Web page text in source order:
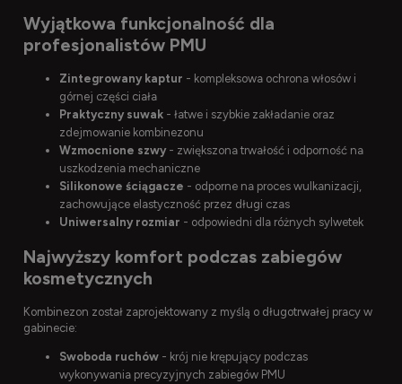
Wyjątkowa funkcjonalność dla
profesjonalistów PMU
Zintegrowany kaptur - kompleksowa ochrona włosów i
górnej części ciała
Praktyczny suwak - łatwe i szybkie zakładanie oraz
zdejmowanie kombinezonu
Wzmocnione szwy- zwiększona trwałość i odporność na
uszkodzenia mechaniczne
Silikonowe ściągacze - odporne na proces wulkanizacji,
zachowujące elastyczność przez długi czas
Uniwersalny rozmiar - odpowiedni dla różnych sylwetek
Najwyższy komfort podczas zabiegów
kosmetycznych
Kombinezon został zaprojektowany z myślą o długotrwałej pracy w
gabinecie:
Swoboda ruchów - krój nie krępujący podczas
wykonywania precyzyjnych zabiegów PMU